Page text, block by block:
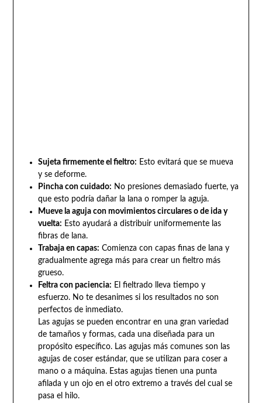
Sujeta firmemente el fieltro: Esto evitará que se mueva
y se deforme.
Pincha con cuidado: No presiones demasiado fuerte, ya
que esto podría dañar la lana o romper la aguja.
Mueve la aguja con movimientos circulares o de ida y
vuelta: Esto ayudará a distribuir uniformemente las
fibras de lana.
Trabaja en capas: Comienza con capas finas de lana y
gradualmente agrega más para crear un fieltro más
grueso.
Feltra con paciencia: El fieltrado lleva tiempo y
esfuerzo. No te desanimes si los resultados no son
perfectos de inmediato.
Las agujas se pueden encontrar en una gran variedad
de tamaños y formas, cada una diseñada para un
propósito específico. Las agujas más comunes son las
agujas de coser estándar, que se utilizan para coser a
mano o a máquina. Estas agujas tienen una punta
afilada y un ojo en el otro extremo a través del cual se
pasa el hilo.